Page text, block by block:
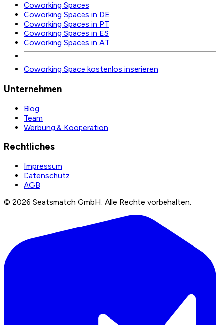
Coworking Spaces
Coworking Spaces in DE
Coworking Spaces in PT
Coworking Spaces in ES
Coworking Spaces in AT
Coworking Space kostenlos inserieren
Unternehmen
Blog
Team
Werbung & Kooperation
Rechtliches
Impressum
Datenschutz
AGB
© 2026 Seatsmatch GmbH. Alle Rechte vorbehalten.